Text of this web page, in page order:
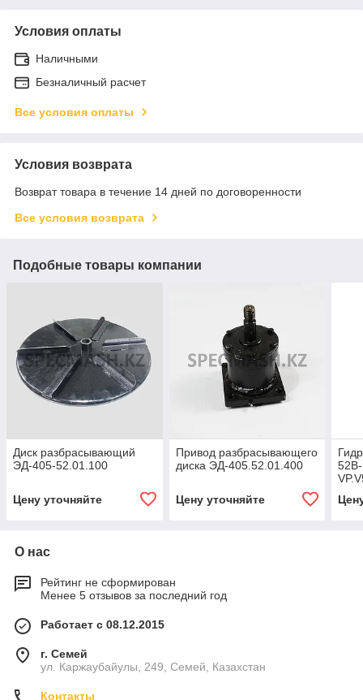
Условия оплаты
Наличными
Безналичный расчет
Все условия оплаты
Условия возврата
Возврат товара в течение 14 дней по договоренности
Все условия возврата
Подобные товары компании
Диск разбрасывающий
ЭД-405-52.01.100
Цену уточняйте
Привод разбрасывающего
диска ЭД-405.52.01.400
Цену уточняйте
05-
О нас
Рейтинг не сформирован
Менее 5 отзывов за последний год
Работает с 08.12.2015
г. Семей
ул. Каржаубайулы, 249, Семей, Казахстан
Контакты